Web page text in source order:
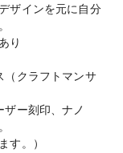
ザインを元に自分
り
（クラフトマンサ
ー刻印、ナノ
す。）